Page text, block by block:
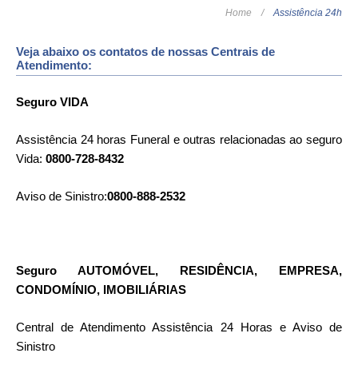
Home / Assistência 24h
Veja abaixo os contatos de nossas Centrais de
Atendimento:
Seguro VIDA
Assistência 24 horas Funeral e outras relacionadas ao seguro
Vida: 0800-728-8432
Aviso de Sinistro:0800-888-2532
Seguro AUTOMÓVEL, RESIDÊNCIA, EMPRESA,
CONDOMÍNIO, IMOBILIÁRIAS
Central de Atendimento Assistência 24 Horas e Aviso de
Sinistro